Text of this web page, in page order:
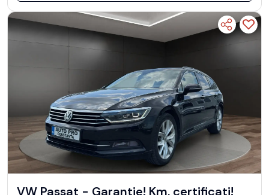
VW Passat - Garantie! Km. certificati!